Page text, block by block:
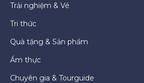
Trải nghiệm & Vé
Tri thức
Quà tặng & Sản phẩm
Ẩm thực
Chuyên gia & Tourguide